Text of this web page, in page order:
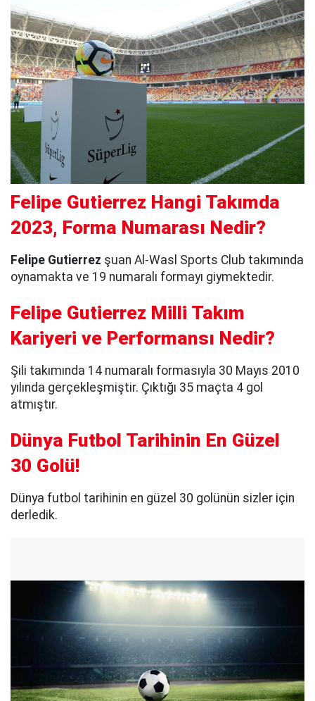
Felipe Gutierrez Hangi Takımda
2023, Forma Numarası Nedir?
Felipe Gutierrez şuan Al-Wasl Sports Club takımında
oynamakta ve 19 numaralı formayı giymektedir.
Felipe Gutierrez Milli Takım
Kariyeri ve Performansı Nedir?
Şili takımında 14 numaralı formasıyla 30 Mayıs 2010
yılında gerçekleşmiştir. Çıktığı 35 maçta 4 gol
atmıştır.
Dünya Futbol Tarihinin En Güzel
30 Golü!
Dünya futbol tarihinin en güzel 30 golünün sizler için
derledik.